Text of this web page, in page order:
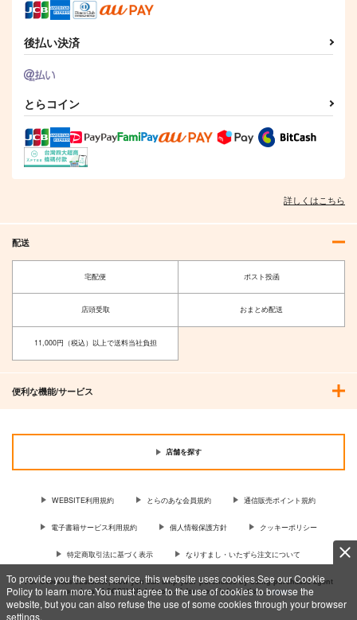
To provide you the best service, this website uses cookies.See our Cookie
Policy to learn more.You must agree to the use of cookies to browse the
website, but you can also refuse the use of some cookies through your browser
settings.
後払い決済
とらコイン
詳しくはこちら
配送
宅配便 ポスト投函
店頭受取 おまとめ配送
11,000円（税込）以上で送料当社負担
便利な機能/サービス
店舗を探す
WEBSITE利用規約 とらのあな会員規約 通信販売ポイント規約
電子書籍サービス利用規約 個人情報保護方針 クッキーポリシー
特定商取引法に基づく表示 なりすまし・いたずら注文について
For Overseas customer, now you can ship your purchases by using purchases agent
services “AOCS”! Click {more…} for more information …more